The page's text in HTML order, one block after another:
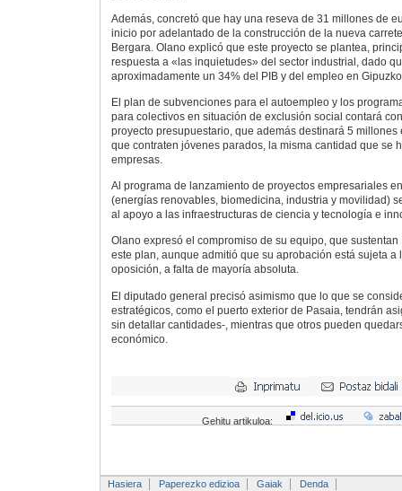
Además, concretó que hay una reseva de 31 millones de
inicio por adelantado de la construcción de la nueva
Bergara. Olano explicó que este proyecto se plantea,
respuesta a «las inquietudes» del sector industrial, dado
aproximadamente un 34% del PIB y del empleo en
El plan de subvenciones para el autoempleo y los
para colectivos en situación de exclusión social contará
proyecto presupuestario, que además destinará 5 millones
que contraten jóvenes parados, la misma cantidad que se
empresas.
Al programa de lanzamiento de proyectos empresariales
(energías renovables, biomedicina, industria y movilidad)
al apoyo a las infraestructuras de ciencia y tecnología e
Olano expresó el compromiso de su equipo, que sustentan
este plan, aunque admitió que su aprobación está sujeta a
oposición, a falta de mayoría absoluta.
El diputado general precisó asimismo que lo que se
estratégicos, como el puerto exterior de Pasaia, tendrán
sin detallar cantidades-, mientras que otros pueden
económico.
Gehitu artikuloa:
Hasiera Paperezko edizioa Gaiak
Denda